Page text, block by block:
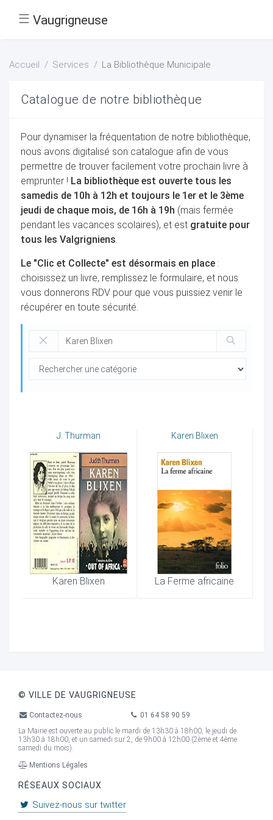
☰ Vaugrigneuse
Accueil Services La Bibliothèque Municipale
Catalogue de notre bibliothèque
Pour dynamiser la fréquentation de notre bibliothèque,
nous avons digitalisé son catalogue afin de vous
permettre de trouver facilement votre prochain livre à
emprunter ! La bibliothèque est ouverte tous les
samedis de 10h à 12h et toujours le 1er et le 3ème
jeudi de chaque mois, de 16h à 19h (mais fermée
pendant les vacances scolaires), et est gratuite pour
tous les Valgrigniens
Le "Clic et Collecte" est désormais en place:
choisissez un livre, remplissez le formulaire, et nous
vous donnerons RDV pour que vous puissiez venir le
récupérer en toute sécurité.
J. Thurman
Karen Blixen
Karen Blixen
La Ferme africaine
© VILLE DE VAUGRIGNEUSE
Contactez-nous
01 64 58 90 59
La Mairie est ouverte au public le mardi de 13h30 à 18h00, le jeudi de
13h30 à 18h00, et un samedi sur 2, de 9h00 à 12h00 (2ème et 4ème
samedi du mois).
Mentions Légales
RÉSEAUX SOCIAUX
Suivez-nous sur twitter